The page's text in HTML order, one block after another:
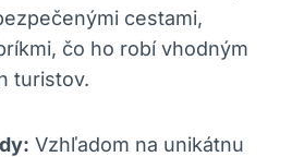
cestami,
čo ho robí vhodným
turistov.
Vzhľadom na unikátnu